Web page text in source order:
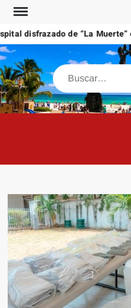
Saltar
contenido
disfrazado de “La Muerte”
Buscar